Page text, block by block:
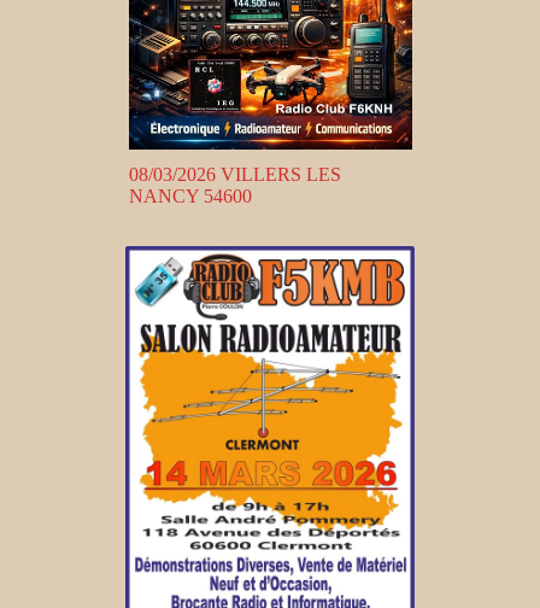
08/03/2026 VILLERS LES
NANCY 54600